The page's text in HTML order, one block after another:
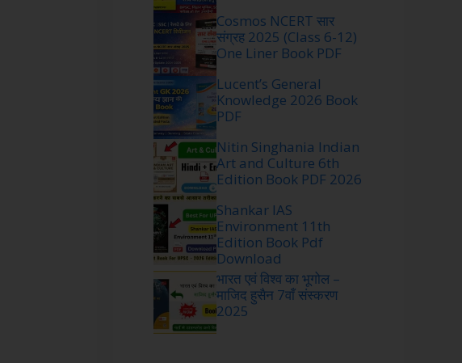
Cosmos NCERT सार
संग्रह 2025 (Class 6-12)
One Liner Book PDF
Lucent’s General
Knowledge 2026 Book
PDF
Nitin Singhania Indian
Art and Culture 6th
Edition Book PDF 2026
Shankar IAS
Environment 11th
Edition Book Pdf
Download
भारत एवं विश्व का भूगोल –
माजिद हुसैन 7वाँ संस्करण
2025